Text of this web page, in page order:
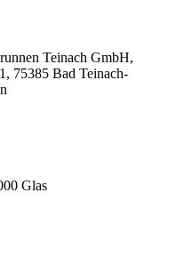
Teinach GmbH,
75385 Bad Teinach-
Glas